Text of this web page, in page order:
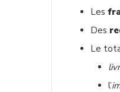
Les
Des
Le
l’